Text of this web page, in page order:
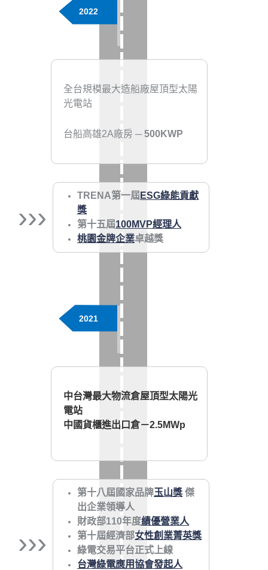
2022
全台規模最大造船廠屋頂型太陽
光電站
台船高雄2A廠房 ─500KWP
›››
TRENA第一屆 ESG綠能貢獻
獎
第十五屆100MVP經理人
桃園金牌企業卓越獎
2021
中台灣最大物流倉屋頂型太陽光
電站
中國貨櫃進出口倉－2.5MWp
›››
第十八屆國家品牌玉山獎 傑
出企業領導人
財政部110年度績優營業人
第十屆經濟部女性創業菁英獎
綠電交易平台正式上線
台灣綠電應用協會發起人